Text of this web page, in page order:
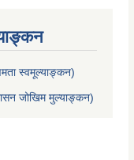
स्वमूल्याङ्कन)
जोखिम मुल्याङ्कन)